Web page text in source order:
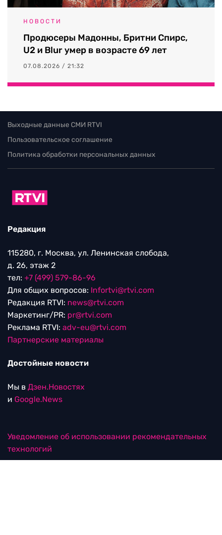
НОВОСТИ
Продюсеры Мадонны, Бритни Спирс,
U2 и Blur умер в возрасте 69 лет
07.08.2026 / 21:32
Выходные данные СМИ RTVI
Пользовательское соглашение
Политика обработки персональных данных
Редакция
115280, г. Москва, ул. Ленинская слобода,
д. 26, этаж 2
тел: +7 (499) 579-86-96
Для общих вопросов: Infortvi@rtvi.com
Редакция RTVI: news@rtvi.com
Маркетинг/PR: pr@rtvi.com
Реклама RTVI: adv-eu@rtvi.com
Партнерские материалы
Достойные новости
Мы в Дзен.Новостях
и Google.News
Уведомление об использовании рекомендательных
технологий